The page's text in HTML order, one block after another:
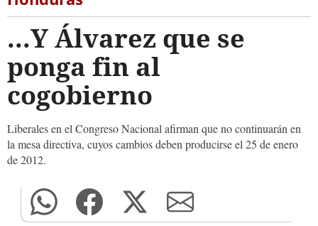
...Y Álvarez que se
ponga fin al
cogobierno
Liberales en el Congreso Nacional afirman que no continuarán en
la mesa directiva, cuyos cambios deben producirse el 25 de enero
de 2012.